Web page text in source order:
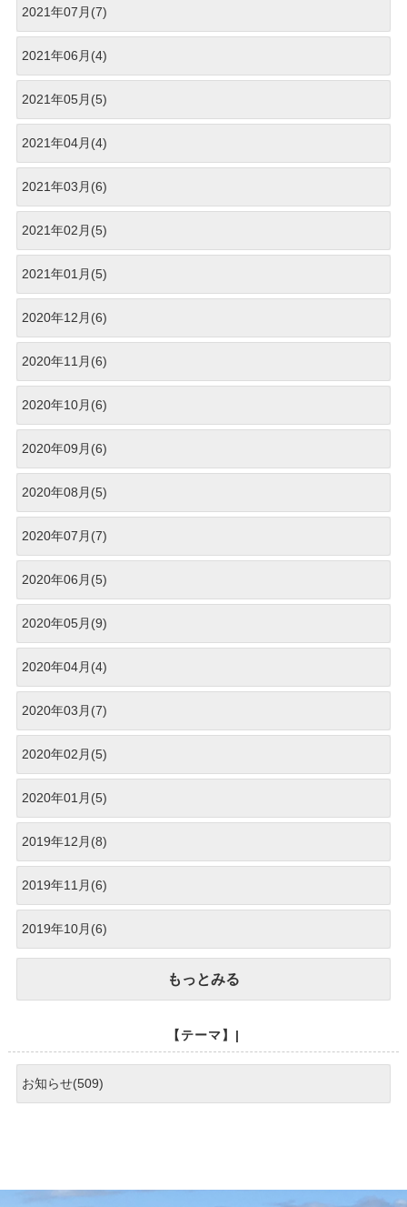
2021年07月(7)
2021年06月(4)
2021年05月(5)
2021年04月(4)
2021年03月(6)
2021年02月(5)
2021年01月(5)
2020年12月(6)
2020年11月(6)
2020年10月(6)
2020年09月(6)
2020年08月(5)
2020年07月(7)
2020年06月(5)
2020年05月(9)
2020年04月(4)
2020年03月(7)
2020年02月(5)
2020年01月(5)
2019年12月(8)
2019年11月(6)
2019年10月(6)
もっとみる
【テーマ】|
お知らせ(509)